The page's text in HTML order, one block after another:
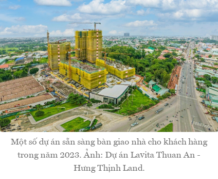
Một số dự án sẵn sàng bàn giao nhà cho khách hàng
trong năm 2023. Ảnh: Dự án Lavita Thuan An -
Hưng Thịnh Land.